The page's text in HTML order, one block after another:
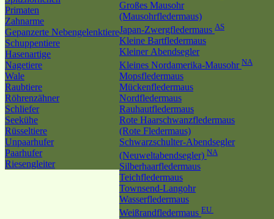
Primaten
Zahnarme
Gepanzerte Nebengelenktiere
Schuppentiere
Hasenartige
Nagetiere
Wale
Raubtiere
Röhrenzähner
Schliefer
Seekühe
Rüsseltiere
Unpaarhufer
Paarhufer
Riesengleiter
Großes Mausohr
(Mausohrfledermaus)
Japan-Zwergfledermaus AS
Kleine Bartfledermaus
Kleiner Abendsegler
Kleines Nordamerika-Mausohr NA
Mopsfledermaus
Mückenfledermaus
Nordfledermaus
Rauhautfledermaus
Rote Haarschwanzfledermaus
(Rote Fledermaus)
Schwarzschulter-Abendsegler
(Neuweltabendsegler) NA
Silberhaarfledermaus
Teichfledermaus
Townsend-Langohr
Wasserfledermaus
Weißrandfledermaus EU